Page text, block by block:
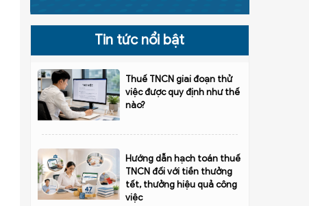
Tin tức nổi bật
Thuế TNCN giai đoạn thử
việc được quy định như thế
nào?
Hướng dẫn hạch toán thuế
TNCN đối với tiền thưởng
tết, thưởng hiệu quả công
việc